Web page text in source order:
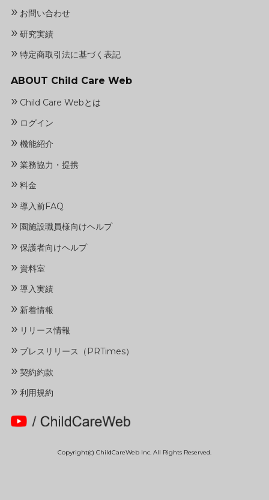
» お問い合わせ
» 研究実績
» 特定商取引法に基づく表記
ABOUT Child Care Web
» Child Care Webとは
» ログイン
» 機能紹介
» 業務協力・提携
» 料金
» 導入前FAQ
» 園施設職員様向けヘルプ
» 保護者向けヘルプ
» 資料室
» 導入実績
» 新着情報
» リリース情報
» プレスリリース（PRTimes）
» 契約約款
» 利用規約
Copyright(c) ChildCareWeb Inc. All Rights Reserved.